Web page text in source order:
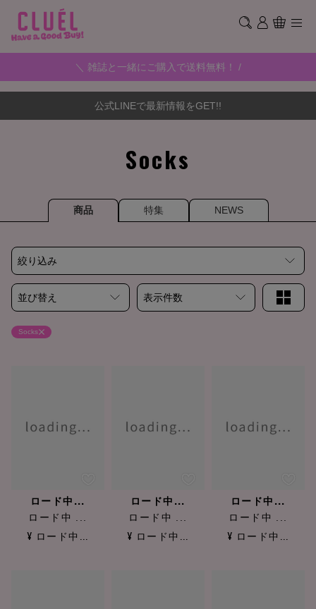
＼ 雑誌と一緒にご購入で送料無料！ /
公式LINEで最新情報をGET!!
Socks
商品 特集 NEWS
絞り込み
並び替え 表示件数
Socks
ロード中...
ロード中 ...
¥ ロード中...
ロード中...
ロード中 ...
¥ ロード中...
ロード中...
ロード中 ...
¥ ロード中...